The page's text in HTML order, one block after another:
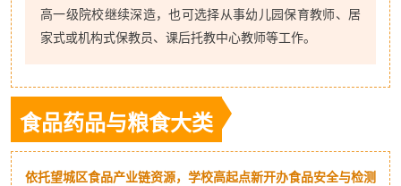
高一级院校继续深造，也可选择从事幼儿园保育教师、居
家式或机构式保教员、课后托教中心教师等工作。
食品药品与粮食大类
依托望城区食品产业链资源，学校高起点新开办食品安全与检测